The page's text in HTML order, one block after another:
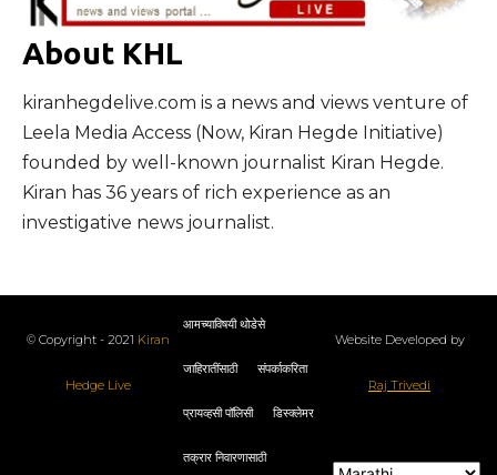
About KHL
kiranhegdelive.com is a news and views venture of
Leela Media Access (Now, Kiran Hegde Initiative)
founded by well-known journalist Kiran Hegde.
Kiran has 36 years of rich experience as an
investigative news journalist.
© Copyright - 2021 Kiran
Hedge Live
आमच्याविषयी थोडेसे
जाहिरातींसाठी संपर्काकरिता
प्रायव्हसी पॉलिसी डिस्क्लेमर
तक्रार निवारणासाठी
Website Developed by
Raj Trivedi